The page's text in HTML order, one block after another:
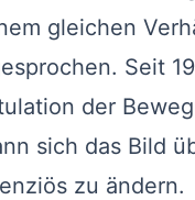
gleichen
Seit
der
sich das Bild
zu ändern.